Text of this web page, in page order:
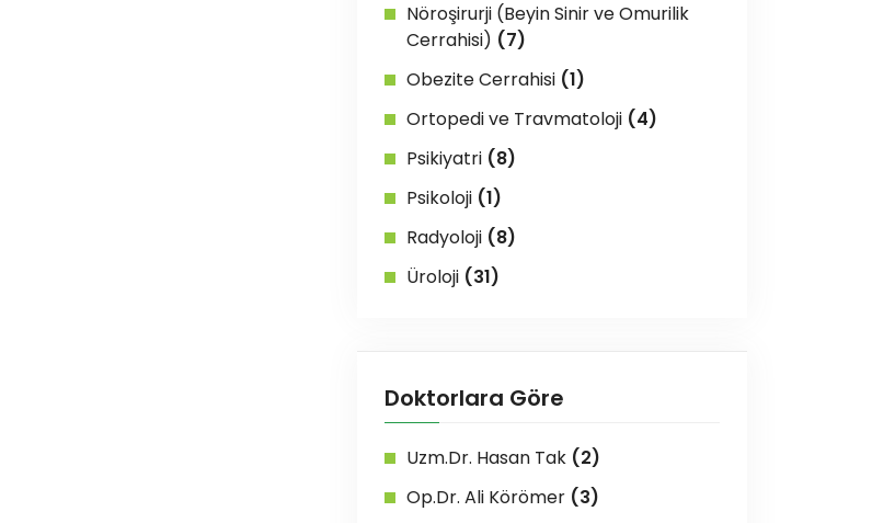
Nöroşirurji (Beyin Sinir ve Omurilik
Cerrahisi) (7)
Obezite Cerrahisi (1)
Ortopedi ve Travmatoloji (4)
Psikiyatri (8)
Psikoloji (1)
Radyoloji (8)
Üroloji (31)
Doktorlara Göre
Uzm.Dr. Hasan Tak (2)
Op.Dr. Ali Körömer (3)